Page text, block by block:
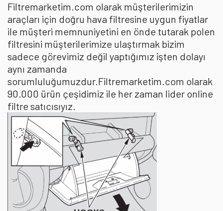
Filtremarketim.com olarak müşterilerimizin
araçları için doğru hava filtresine uygun fiyatlar
ile müşteri memnuniyetini en önde tutarak polen
filtresini müşterilerimize ulaştırmak bizim
sadece görevimiz değil yaptığımız işten dolayı
aynı zamanda
sorumluluğumuzdur.Filtremarketim.com olarak
90.000 ürün çeşidimiz ile her zaman lider online
filtre satıcısıyız.